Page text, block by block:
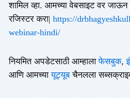
शामिल व्हा. आमच्या वेबसाइट वर
रजिस्टर करा| https://
webinar-hindi/
नियमित अपडेटसाठी आम्हालाफेसबुक,
आणि आमच्यायूट्यूबचैनलला